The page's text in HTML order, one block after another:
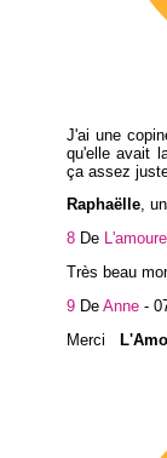
J'ai une
qu'elle avait
ça assez
Raphaëlle,
8 De
Très beau
9 De Anne -
Merci